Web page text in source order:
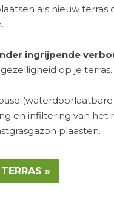
als nieuw
ingrijpende
op je terras.
en infiltering van het
plaasten.
»